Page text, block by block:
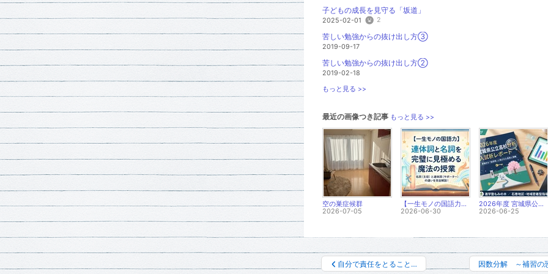
子どもの成長を見守る「坂道」
2025-02-01 2
苦しい勉強からの抜け出し方③
2019-09-17
苦しい勉強からの抜け出し方②
2019-02-18
もっと見る >>
最近の画像つき記事 もっと見る >>
空の巣症候群
2026-07-05
【一生モノの国語力】 「連体詞」と「名詞」を完璧に見極める魔法の授業
2026-06-30
2026年度 宮城県公立高校入試分析レポート 石巻地区の保護者様へ
2026-06-25
自分で責任をとること… 因数分解 ～補習の